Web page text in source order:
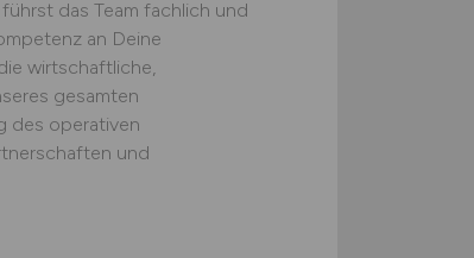
das Team fachlich und
an Deine
wirtschaftliche,
gesamten
des operativen
und